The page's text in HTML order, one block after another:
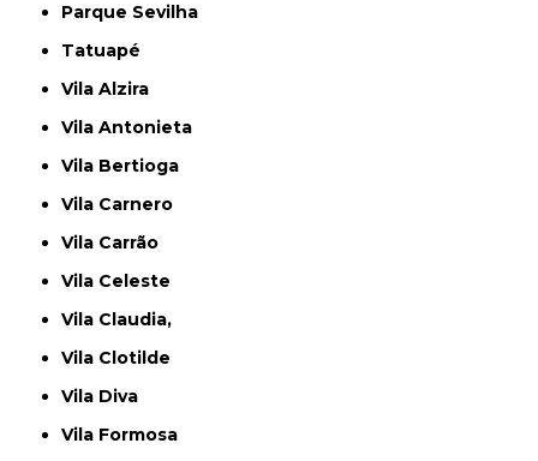
Parque Sevilha
Tatuapé
Vila Alzira
Vila Antonieta
Vila Bertioga
Vila Carnero
Vila Carrão
Vila Celeste
Vila Claudia,
Vila Clotilde
Vila Diva
Vila Formosa